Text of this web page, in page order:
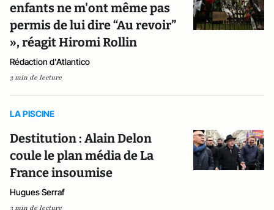
enfants ne m'ont même pas
permis de lui dire “Au revoir”
», réagit Hiromi Rollin
Rédaction d'Atlantico
3 min de lecture
LA PISCINE
Destitution : Alain Delon
coule le plan média de La
France insoumise
Hugues Serraf
3 min de lecture